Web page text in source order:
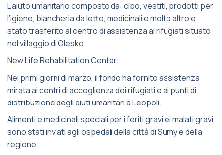
L’aiuto umanitario composto da: cibo, vestiti, prodotti per
l’igiene, biancheria da letto, medicinali e molto altro è
stato trasferito al centro di assistenza ai rifugiati situato
nel villaggio di Olesko.
New Life Rehabilitation Center
Nei primi giorni di marzo, il fondo ha fornito assistenza
mirata ai centri di accoglienza dei rifugiati e ai punti di
distribuzione degli aiuti umanitari a Leopoli.
Alimenti e medicinali speciali per i feriti gravi ei malati gravi
sono stati inviati agli ospedali della città di Sumy e della
regione.